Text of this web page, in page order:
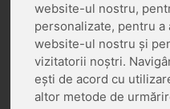
website-ul nostru,
personalizate, pentru a
website-ul nostru și
vizitatorii noștri.
ești de acord cu
altor metode de